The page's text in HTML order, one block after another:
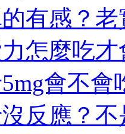
有感？
怎麼吃
會不會
反應？